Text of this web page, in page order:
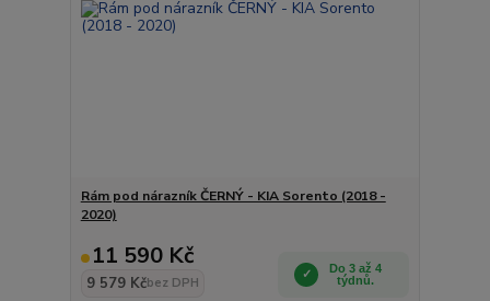
Rám pod nárazník ČERNÝ - KIA Sorento (2018 -
2020)
11 590 Kč
9 579 Kčbez DPH
Do 3 až 4
týdnů.